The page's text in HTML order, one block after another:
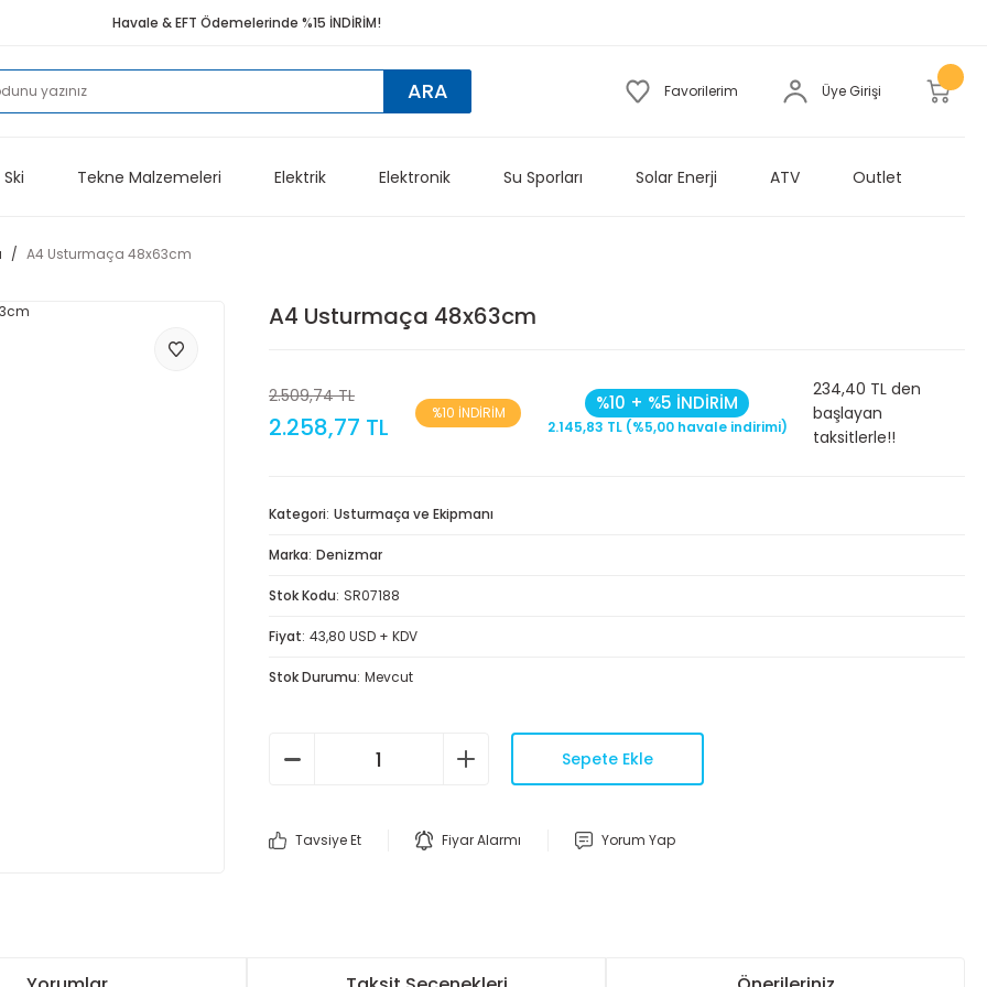
Havale & EFT Ödemelerinde %15 İNDİRİM!
ARA Favorilerim Üye Girişi
Tekne Malzemeleri Elektrik Elektronik Su Sporları Solar Enerji ATV Outlet
A4 Usturmaça 48x63cm
A4 Usturmaça 48x63cm
2.509,74 TL
2.258,77 TL %10 İNDİRİM %10 + %5 İNDİRİM
2.145,83 TL (%5,00 havale indirimi)
234,40 TL den
başlayan
taksitlerle!!
Kategori Usturmaça ve Ekipmanı
Marka Denizmar
Stok Kodu SR07188
Fiyat 43,80 USD + KDV
Stok Durumu Mevcut
Sepete Ekle
Tavsiye Et Fiyar Alarmı Yorum Yap